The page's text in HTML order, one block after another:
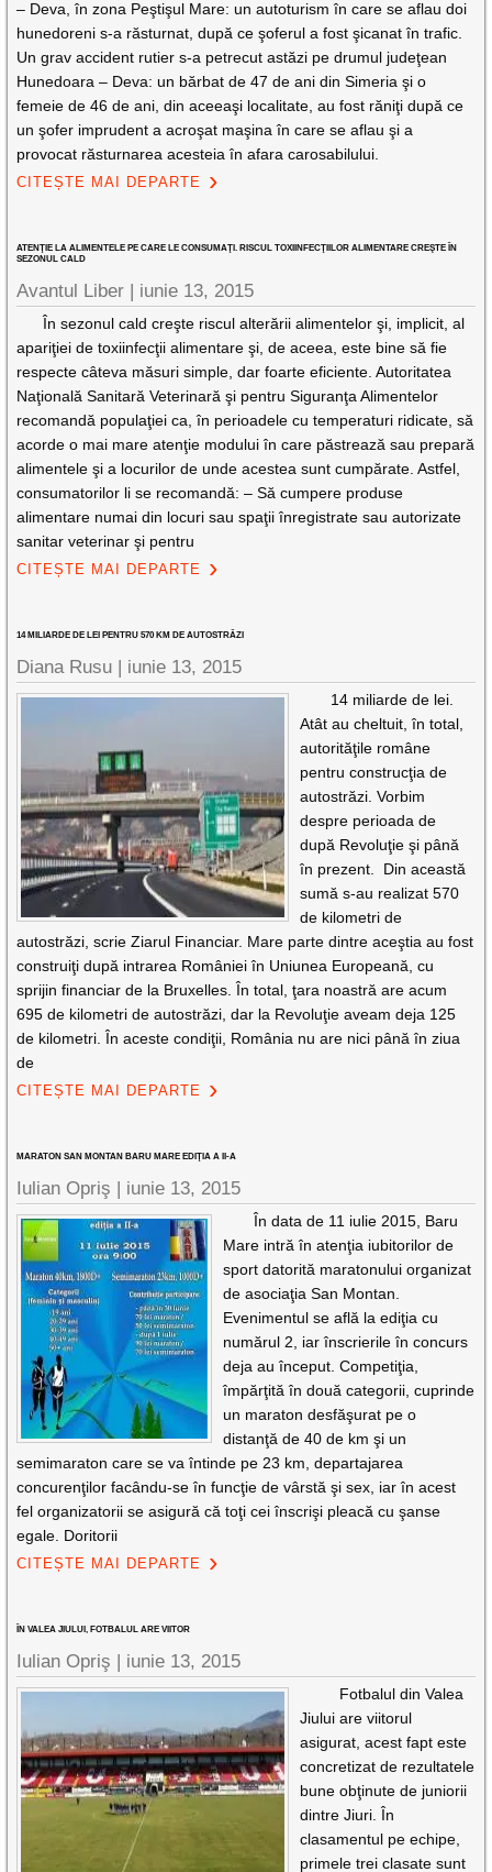
– Deva, în zona Peştişul Mare: un autoturism în care se aflau doi
hunedoreni s-a răsturnat, după ce şoferul a fost şicanat în trafic.
Un grav accident rutier s-a petrecut astăzi pe drumul judeţean
Hunedoara – Deva: un bărbat de 47 de ani din Simeria şi o
femeie de 46 de ani, din aceeaşi localitate, au fost răniţi după ce
un şofer imprudent a acroşat maşina în care se aflau şi a
provocat răsturnarea acesteia în afara carosabilului.
CITEȘTE MAI DEPARTE
ATENŢIE LA ALIMENTELE PE CARE LE CONSUMAŢI. RISCUL TOXIINFECŢIILOR ALIMENTARE CREŞTE ÎN
SEZONUL CALD
Avantul Liber | iunie 13, 2015
În sezonul cald creşte riscul alterării alimentelor şi, implicit, al
apariţiei de toxiinfecţii alimentare şi, de aceea, este bine să fie
respecte câteva măsuri simple, dar foarte eficiente. Autoritatea
Naţională Sanitară Veterinară şi pentru Siguranţa Alimentelor
recomandă populaţiei ca, în perioadele cu temperaturi ridicate, să
acorde o mai mare atenţie modului în care păstrează sau prepară
alimentele şi a locurilor de unde acestea sunt cumpărate. Astfel,
consumatorilor li se recomandă: – Să cumpere produse
alimentare numai din locuri sau spaţii înregistrate sau autorizate
sanitar veterinar şi pentru
CITEȘTE MAI DEPARTE
14 MILIARDE DE LEI PENTRU 570 KM DE AUTOSTRĂZI
Diana Rusu | iunie 13, 2015
14 miliarde de lei.
Atât au cheltuit, în total,
autorităţile române
pentru construcţia de
autostrăzi. Vorbim
despre perioada de
după Revoluţie şi până
în prezent. Din această
sumă s-au realizat 570
de kilometri de
autostrăzi, scrie Ziarul Financiar. Mare parte dintre aceştia au fost
construiţi după intrarea României în Uniunea Europeană, cu
sprijin financiar de la Bruxelles. În total, ţara noastră are acum
695 de kilometri de autostrăzi, dar la Revoluţie aveam deja 125
de kilometri. În aceste condiţii, România nu are nici până în ziua
de
CITEȘTE MAI DEPARTE
MARATON SAN MONTAN BARU MARE EDIŢIA A II-A
Iulian Opriş | iunie 13, 2015
În data de 11 iulie 2015, Baru
Mare intră în atenţia iubitorilor de
sport datorită maratonului organizat
de asociaţia San Montan.
Evenimentul se află la ediţia cu
numărul 2, iar înscrierile în concurs
deja au început. Competiţia,
împărţită în două categorii, cuprinde
un maraton desfăşurat pe o
distanţă de 40 de km şi un
semimaraton care se va întinde pe 23 km, departajarea
concurenţilor facându-se în funcţie de vârstă şi sex, iar în acest
fel organizatorii se asigură că toţi cei înscrişi pleacă cu şanse
egale. Doritorii
CITEȘTE MAI DEPARTE
ÎN VALEA JIULUI, FOTBALUL ARE VIITOR
Iulian Opriş | iunie 13, 2015
Fotbalul din Valea
Jiului are viitorul
asigurat, acest fapt este
concretizat de rezultatele
bune obţinute de juniorii
dintre Jiuri. În
clasamentul pe echipe,
primele trei clasate sunt